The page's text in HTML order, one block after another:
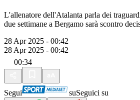
L'allenatore dell'Atalanta parla dei
due settimane a Bergamo sarà scontro
28 Apr 2025 - 00:42
28 Apr 2025 - 00:42
00:34
Segui suSeguici su